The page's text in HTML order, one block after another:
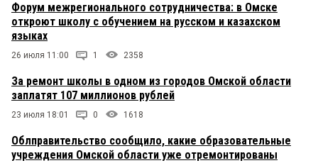
Форум межрегионального сотрудничества: в Омске
откроют школу с обучением на русском и казахском
языках
26 июля 11:00 1 2358
За ремонт школы в одном из городов Омской области
заплатят 107 миллионов рублей
23 июля 18:01 0 1618
Облправительство сообщило, какие образовательные
учреждения Омской области уже отремонтированы